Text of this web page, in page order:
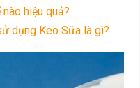
hiệu quả?
dụng Keo Sữa là gì?